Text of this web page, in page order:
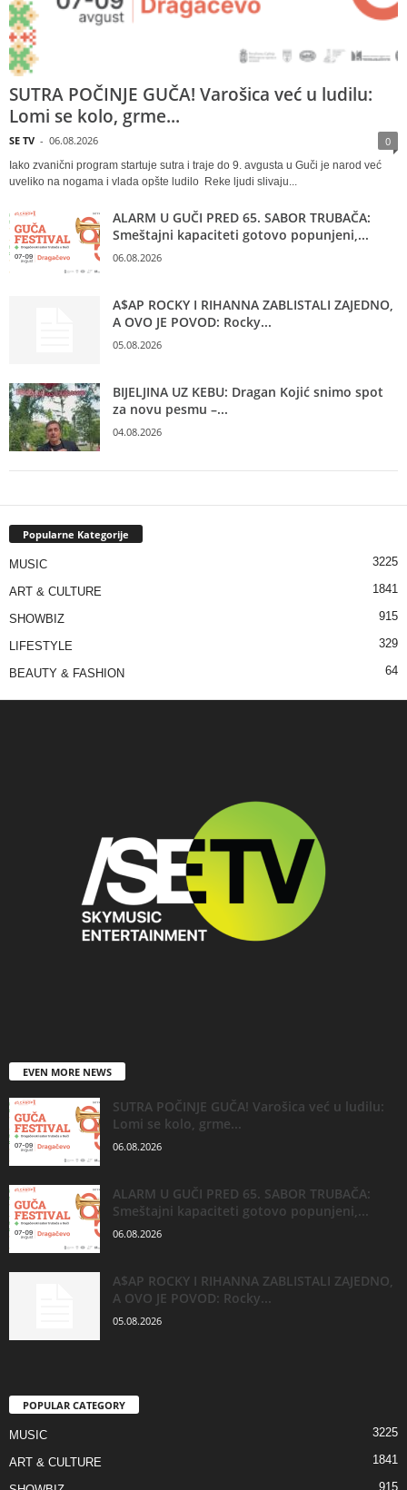
SUTRA POČINJE GUČA! Varošica već u ludilu:
Lomi se kolo, grme...
SE TV - 06.08.2026 0
Iako zvanični program startuje sutra i traje do 9. avgusta u Guči je narod već
uveliko na nogama i vlada opšte ludilo Reke ljudi slivaju...
ALARM U GUČI PRED 65. SABOR TRUBAČA:
Smeštajni kapaciteti gotovo popunjeni,...
06.08.2026
A$AP ROCKY I RIHANNA ZABLISTALI ZAJEDNO,
A OVO JE POVOD: Rocky...
05.08.2026
BIJELJINA UZ KEBU: Dragan Kojić snimo spot
za novu pesmu –...
04.08.2026
Popularne Kategorije
MUSIC 3225
ART & CULTURE 1841
SHOWBIZ 915
LIFESTYLE 329
BEAUTY & FASHION 64
EVEN MORE NEWS
SUTRA POČINJE GUČA! Varošica već u ludilu:
Lomi se kolo, grme...
06.08.2026
ALARM U GUČI PRED 65. SABOR TRUBAČA:
Smeštajni kapaciteti gotovo popunjeni,...
06.08.2026
A$AP ROCKY I RIHANNA ZABLISTALI ZAJEDNO,
A OVO JE POVOD: Rocky...
05.08.2026
POPULAR CATEGORY
MUSIC 3225
ART & CULTURE 1841
915